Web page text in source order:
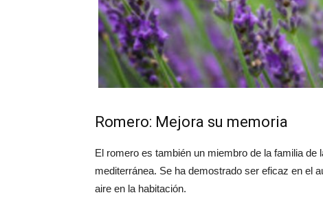
Romero: Mejora su memoria
El romero es también un miembro de la familia
mediterránea. Se ha demostrado ser eficaz en el
aire en la habitación.